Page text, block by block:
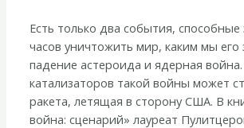
Есть только два события, способные
часов уничтожить мир, каким мы его
падение астероида и ядерная
катализаторов такой войны может
ракета, летящая в сторону США. В
война: сценарий» лауреат